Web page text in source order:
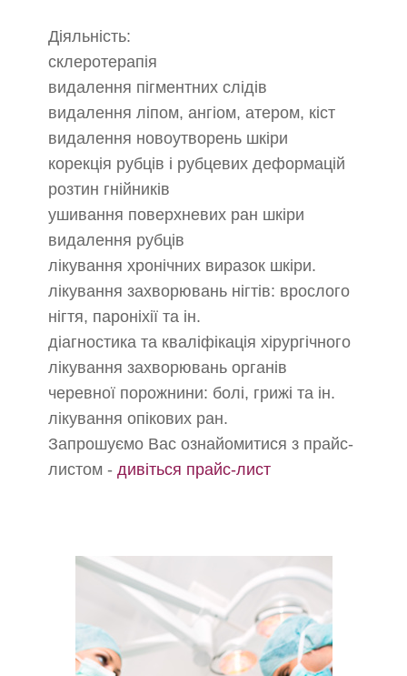
Діяльність:
склеротерапія
видалення пігментних слідів
видалення ліпом, ангіом, атером, кіст
видалення новоутворень шкіри
корекція рубців і рубцевих деформацій
розтин гнійників
ушивання поверхневих ран шкіри
видалення рубців
лікування хронічних виразок шкіри.
лікування захворювань нігтів: врослого
нігтя, пароніхії та ін.
діагностика та кваліфікація хірургічного
лікування захворювань органів
черевної порожнини: болі, грижі та ін.
лікування опікових ран.
Запрошуємо Вас ознайомитися з прайс-
листом -дивіться прайс-лист